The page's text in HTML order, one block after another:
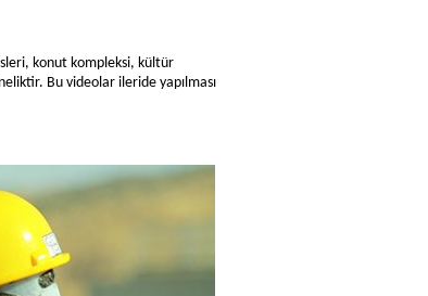
konut kompleksi, kültür
Bu videolar ileride yapılması